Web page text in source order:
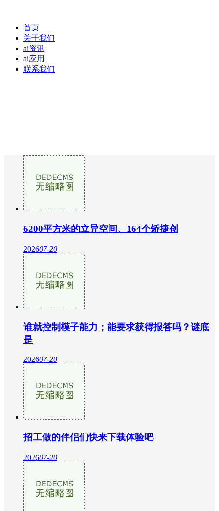
首页
关于我们
ai资讯
ai应用
联系我们
6200平方米的立异空间、164个矫捷创
202607-20
谁就控制模子能力；能要求获得报答吗？谜底
是
202607-20
招工做的伴侣们快来下载体验吧
202607-20